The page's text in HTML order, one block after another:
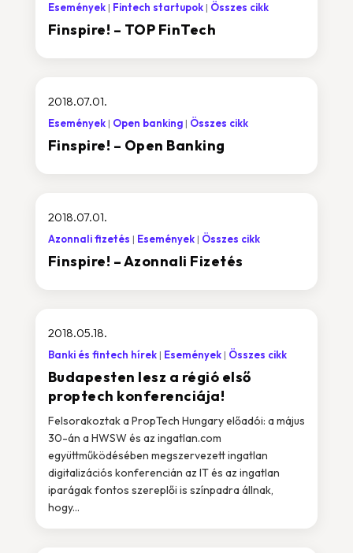
Finspire! – TOP FinTech
Események Fintech startupok Összes cikk
Finspire! – Open Banking
2018.07.01.
Események Open banking Összes cikk
Finspire! – Azonnali Fizetés
2018.07.01.
Azonnali fizetés Események Összes cikk
Budapesten lesz a régió első
proptech konferenciája!
2018.05.18.
Banki és fintech hírek Események Összes cikk
Felsorakoztak a PropTech Hungary előadói: a május
30-án a HWSW és az ingatlan.com
együttműködésében megszervezett ingatlan
digitalizációs konferencián az IT és az ingatlan
iparágak fontos szereplői is színpadra állnak,
hogy...